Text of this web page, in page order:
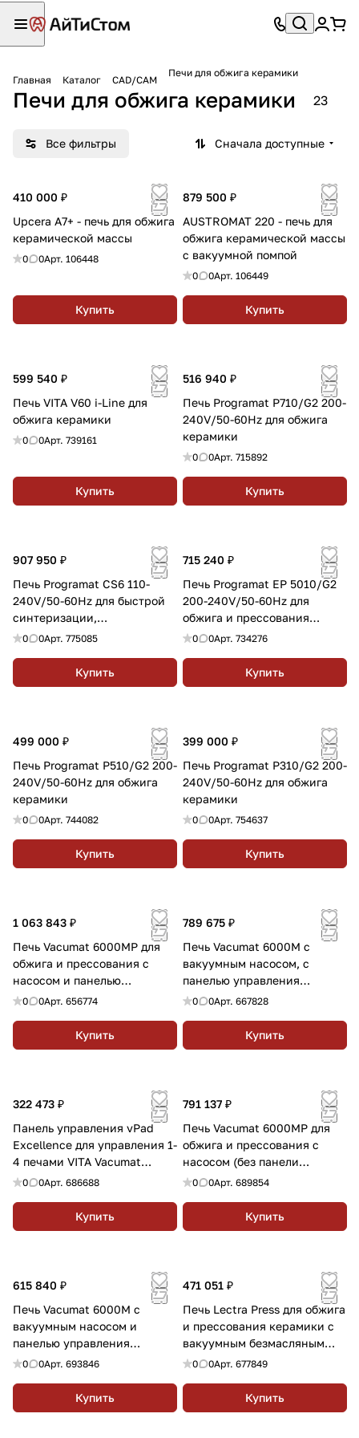
Главная Каталог CAD/CAM
Печи для обжига керамики
Печи для обжига керамики 23
Все фильтры Сначала доступные
410 000 ₽
Upcera А7+ - печь для обжига
керамической массы
0 0Арт. 106448
Купить
879 500 ₽
AUSTROMAT 220 - печь для
обжига керамической массы
с вакуумной помпой
0 0Арт. 106449
Купить
599 540 ₽
Печь VITA V60 i-Line для
обжига керамики
0 0Арт. 739161
Купить
516 940 ₽
Печь Programat P710/G2 200-
240V/50-60Hz для обжига
керамики
0 0Арт. 715892
Купить
907 950 ₽
Печь Programat CS6 110-
240V/50-60Hz для быстрой
синтеризации,
кристаллизации и
0 0Арт. 775085
Купить
715 240 ₽
Печь Programat EP 5010/G2
200-240V/50-60Hz для
обжига и прессования
керамики
0 0Арт. 734276
Купить
499 000 ₽
Печь Programat P510/G2 200-
240V/50-60Hz для обжига
керамики
0 0Арт. 744082
Купить
399 000 ₽
Печь Programat P310/G2 200-
240V/50-60Hz для обжига
керамики
0 0Арт. 754637
Купить
1 063 843 ₽
Печь Vacumat 6000MP для
обжига и прессования с
насосом и панелью
Excellence
0 0Арт. 656774
Купить
789 675 ₽
Печь Vacumat 6000M с
вакуумным насосом, с
панелью управления
Excellence, цвет серый
0 0Арт. 667828
Купить
322 473 ₽
Панель управления vPad
Excellence для управления 1-
4 печами VITA Vacumat
6000M
0 0Арт. 686688
Купить
791 137 ₽
Печь Vacumat 6000MP для
обжига и прессования с
насосом (без панели
управления)
0 0Арт. 689854
Купить
615 840 ₽
Печь Vacumat 6000M с
вакуумным насосом и
панелью управления
Comfort, цвет антрацит
0 0Арт. 693846
Купить
471 051 ₽
Печь Lectra Press для обжига
и прессования керамики с
вакуумным безмасляным
насосом
0 0Арт. 677849
Купить